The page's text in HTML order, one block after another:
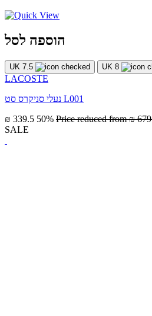
הוספה לסל
UK 7.5 UK 8
LACOSTE
נעלי סניקרס סט L001
₪ 339.5 50% Price reduced from₪ 679
SALE